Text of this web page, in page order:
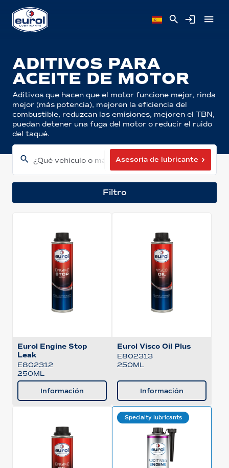
ADITIVOS PARA
ACEITE DE MOTOR
Aditivos que hacen que el motor funcione mejor, rinda
mejor (más potencia), mejoren la eficiencia del
combustible, reduzcan las emisiones, mejoren el TBN,
puedan detener una fuga del motor o reducir el ruido
del taqué.
¿Qué vehículo o máquina tiene?Asesoría de lubricante
Filtro
Eurol Engine Stop
Leak
E802312
250ML
Información
Eurol Visco Oil Plus
E802313
250ML
Información
Specialty lubricants